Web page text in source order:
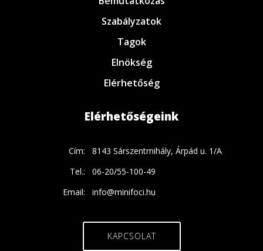
Szabályzatok
Tagok
Elnökség
Elérhetőség
Elérhetőségeink
Cím:
8143 Sárszentmihály, Árpád u. 1/A
Tel.:
06-20/55-100-49
Email:
info@minifoci.hu
KAPCSOLAT